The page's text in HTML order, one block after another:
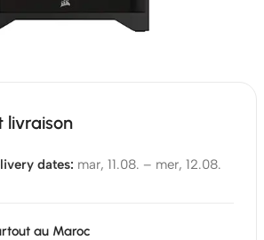
livraison
dates: mar, 11.08. – mer, 12.08.
au Maroc